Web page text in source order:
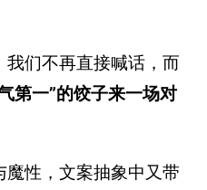
们不再直接喊话，而
第一”的饺子来一场对
性，文案抽象中又带